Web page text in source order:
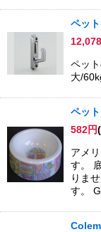
ペッ
12,078
ペッ
大/
ペッ
582円
アメ
す。
りま
す。